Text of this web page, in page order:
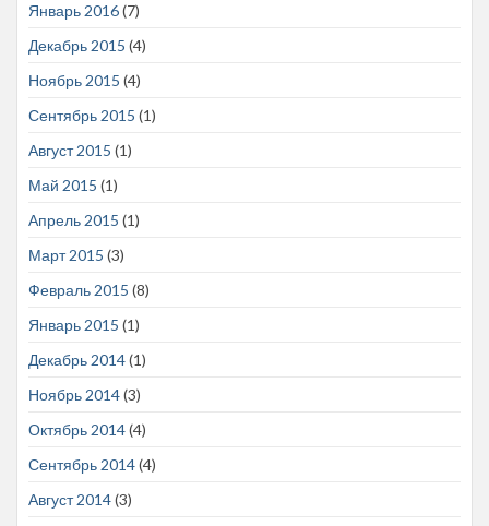
Январь 2016(7)
Декабрь 2015 (4)
Ноябрь 2015 (4)
Сентябрь 2015 (1)
Август 2015 (1)
Май 2015 (1)
Апрель 2015 (1)
Март 2015 (3)
Февраль 2015 (8)
Январь 2015 (1)
Декабрь 2014(1)
Ноябрь 2014(3)
Октябрь 2014(4)
Сентябрь 2014(4)
Август 2014(3)